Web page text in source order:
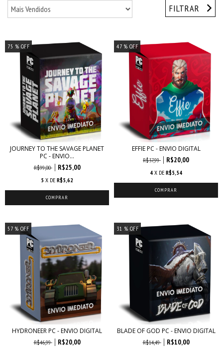
FILTRAR
75 % OFF
JOURNEY TO THE SAVAGE PLANET
PC - ENVIO...
R$99,00 R$25,00
5 X DE R$5,62
47% OFF
EFFIE PC - ENVIO DIGITAL
R$37,99 R$20,00
4 X DE R$5,54
57% OFF
HYDRONEER PC - ENVIO DIGITAL
R$46,99 R$20,00
31 % OFF
BLADE OF GOD PC - ENVIO DIGITAL
R$14,49 R$10,00